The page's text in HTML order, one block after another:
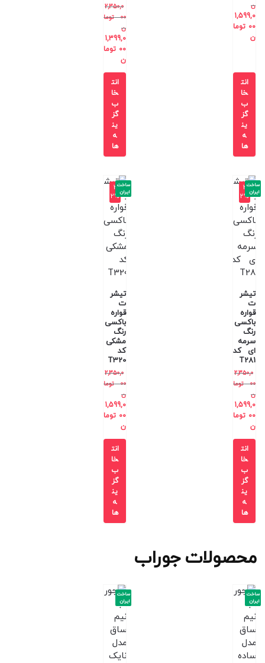
ن
1,599,0
00 توما
ن
انت
خا
ب
گز
ین
ه
ها
2,350,0
00
توما
ن
1,399,0
00 توما
ن
انت
خا
ب
گز
ین
ه
ها
-3
2%
تیشر
ت
قواره
باکسی
رنگ
سرمه
ای کد
T281
2,350,0
00
توما
ن
1,599,0
00 توما
ن
ساخت
ایران
انت
خا
ب
گز
ین
ه
ها
-3
2%
تیشر
ت
قواره
باکسی
رنگ
مشکی
کد
T320
2,350,0
00
توما
ن
1,599,0
00 توما
ن
ساخت
ایران
انت
خا
ب
گز
ین
ه
ها
محصولات جوراب
ساخت
ایران
ساخت
ایران